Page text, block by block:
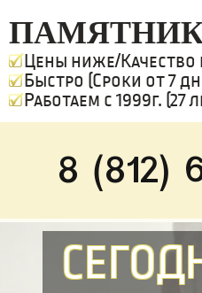
Цены ниже/Качество
Быстро (Сроки от 7
Работаем с 1999г. (27
8 (812)